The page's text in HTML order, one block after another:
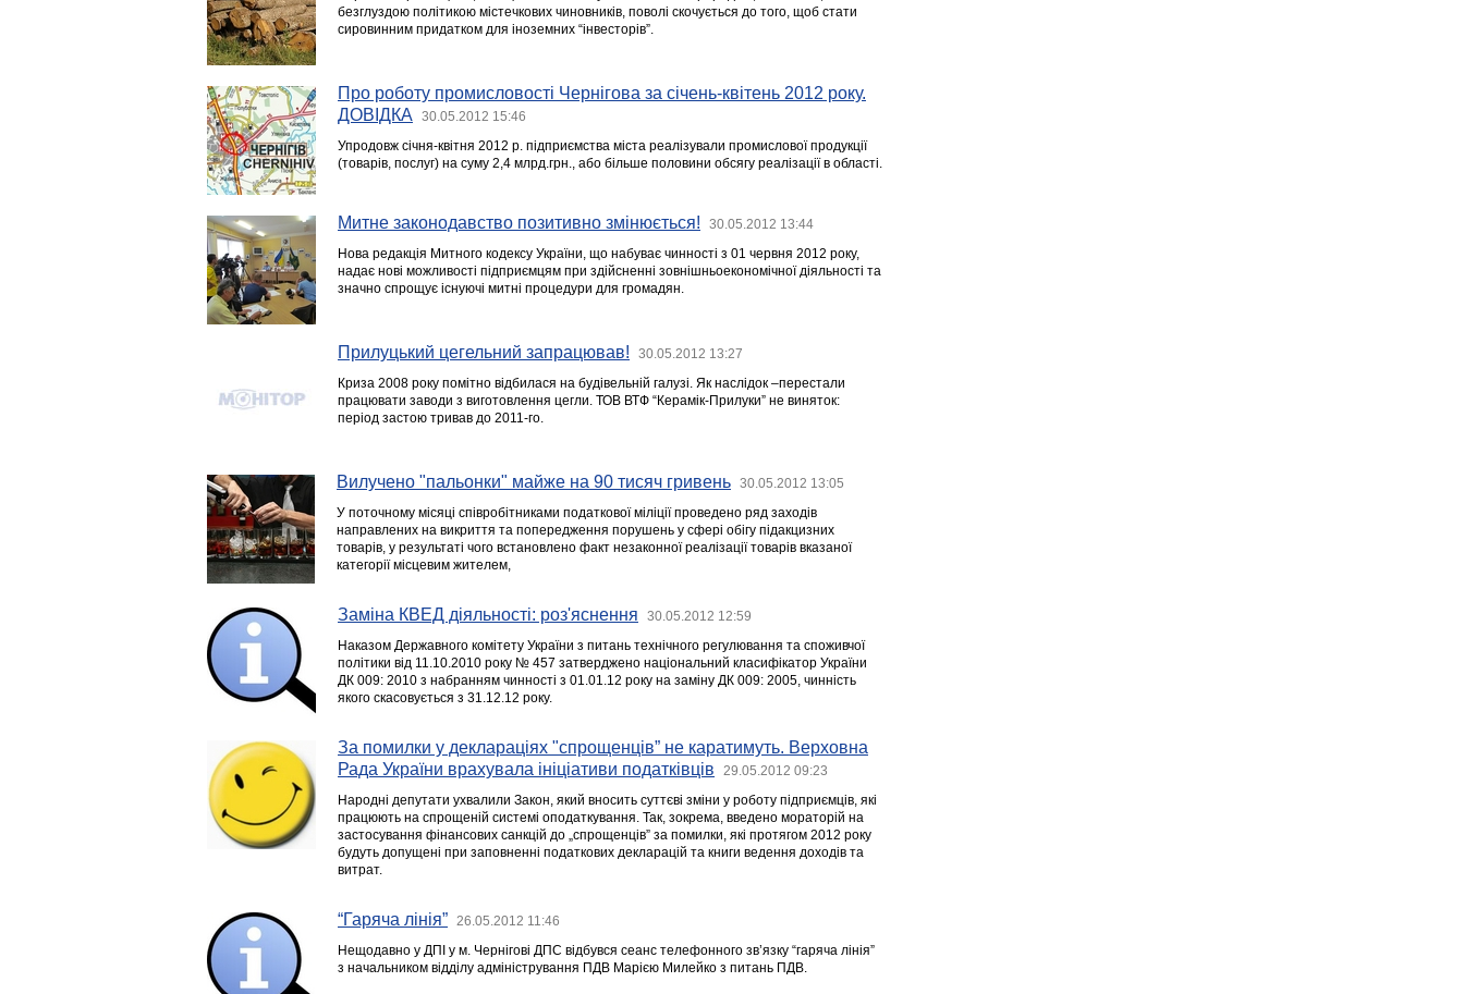
безглуздою політикою містечкових чиновників, поволі скочується до того, щоб стати
сировинним придатком для іноземних “інвесторів”.
Про роботу промисловості Чернігова за січень-квітень 2012 року.
ДОВІДКА
30.05.2012 15:46
Упродовж січня-квітня 2012 р. підприємства міста реалізували промислової продукції
(товарів, послуг) на суму 2,4 млрд.грн., або більше половини обсягу реалізації в області.
Митне законодавство позитивно змінюється! 30.05.2012 13:44
Нова редакція Митного кодексу України, що набуває чинності з 01 червня 2012 року,
надає нові можливості підприємцям при здійсненні зовнішньоекономічної діяльності та
значно спрощує існуючі митні процедури для громадян.
Прилуцький цегельний запрацював! 30.05.2012 13:27
Криза 2008 року помітно відбилася на будівельній галузі. Як наслідок –перестали
працювати заводи з виготовлення цегли. ТОВ ВТФ “Керамік-Прилуки” не виняток:
період застою тривав до 2011-го.
Вилучено "пальонки" майже на 90 тисяч гривень 30.05.2012 13:05
У поточному місяці співробітниками податкової міліції проведено ряд заходів
направлених на викриття та попередження порушень у сфері обігу підакцизних
товарів, у результаті чого встановлено факт незаконної реалізації товарів вказаної
категорії місцевим жителем,
Заміна КВЕД діяльності: роз'яснення 30.05.2012 12:59
Наказом Державного комітету України з питань технічного регулювання та споживчої
політики від 11.10.2010 року № 457 затверджено національний класифікатор України
ДК 009: 2010 з набранням чинності з 01.01.12 року на заміну ДК 009: 2005, чинність
якого скасовується з 31.12.12 року.
За помилки у деклараціях "спрощенців” не каратимуть. Верховна
Рада України врахувала ініціативи податківців
29.05.2012 09:23
Народні депутати ухвалили Закон, який вносить суттєві зміни у роботу підприємців, які
працюють на спрощеній системі оподаткування. Так, зокрема, введено мораторій на
застосування фінансових санкцій до „спрощенців” за помилки, які протягом 2012 року
будуть допущені при заповненні податкових декларацій та книги ведення доходів та
витрат.
“Гаряча лінія” 26.05.2012 11:46
Нещодавно у ДПІ у м. Чернігові ДПС відбувся сеанс телефонного зв’язку “гаряча лінія”
з начальником відділу адміністрування ПДВ Марією Милейко з питань ПДВ.